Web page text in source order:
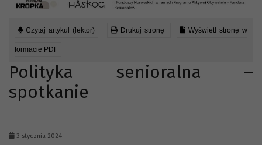
Czytaj artykuł (lektor) Drukuj stronę Wyświetl stronę w
formacie PDF
Polityka senioralna –
spotkanie
3 stycznia 2024